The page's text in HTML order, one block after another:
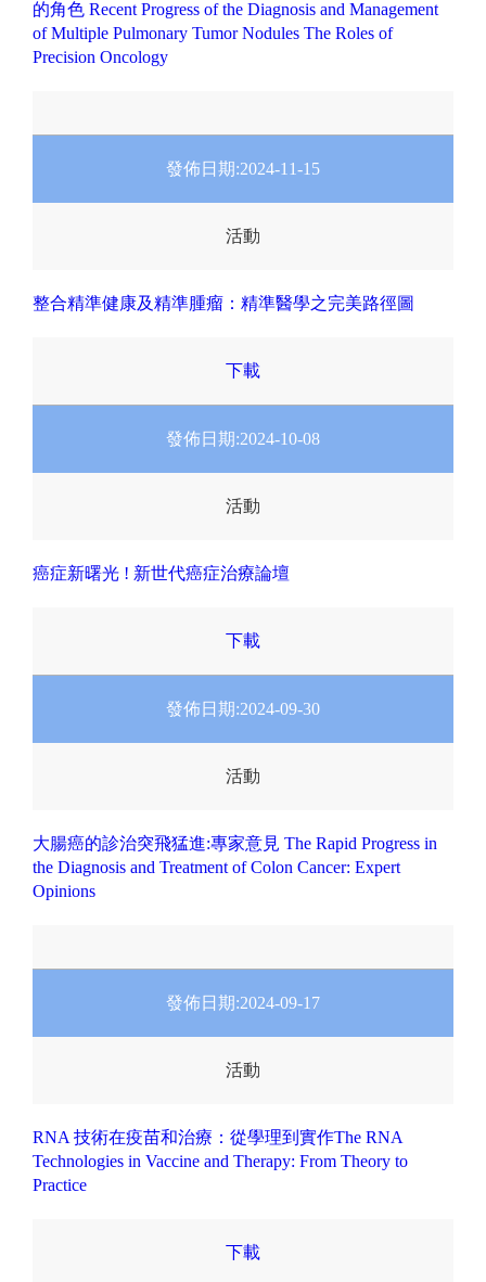
的角色 Recent Progress of the Diagnosis and Management
of Multiple Pulmonary Tumor Nodules The Roles of
Precision Oncology
發佈日期:2024-11-15
活動
整合精準健康及精準腫瘤：精準醫學之完美路徑圖
下載
發佈日期:2024-10-08
活動
癌症新曙光 ! 新世代癌症治療論壇
下載
發佈日期:2024-09-30
活動
大腸癌的診治突飛猛進:專家意見 The Rapid Progress in
the Diagnosis and Treatment of Colon Cancer: Expert
Opinions
發佈日期:2024-09-17
活動
RNA 技術在疫苗和治療：從學理到實作The RNA
Technologies in Vaccine and Therapy: From Theory to
Practice
下載